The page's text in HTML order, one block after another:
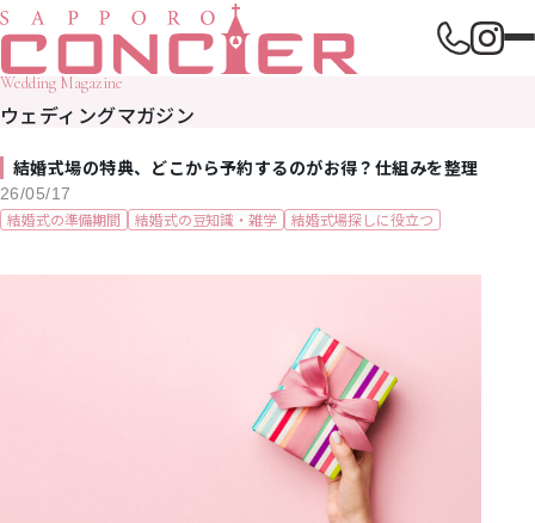
Wedding Magazine
ウェディングマガジン
結婚式場の特典、どこから予約するのがお得？仕組みを整理
26/05/17
結婚式の準備期間 結婚式の豆知識・雑学 結婚式場探しに役立つ